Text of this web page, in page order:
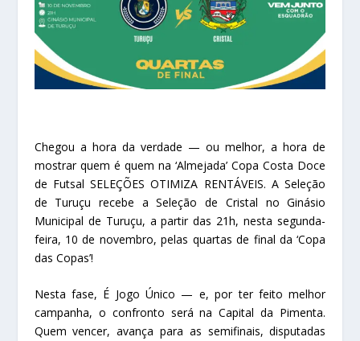
Chegou a hora da verdade — ou melhor, a hora de
mostrar quem é quem na ‘Almejada’ Copa Costa Doce
de Futsal SELEÇÕES OTIMIZA RENTÁVEIS. A Seleção
de Turuçu recebe a Seleção de Cristal no Ginásio
Municipal de Turuçu, a partir das 21h, nesta segunda-
feira, 10 de novembro, pelas quartas de final da ‘Copa
das Copas’!
Nesta fase, É Jogo Único — e, por ter feito melhor
campanha, o confronto será na Capital da Pimenta.
Quem vencer, avança para as semifinais, disputadas